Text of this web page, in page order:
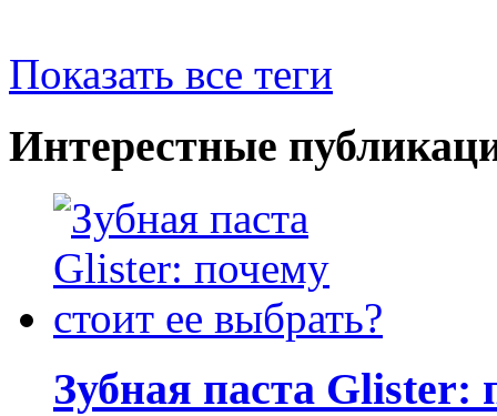
Показать все теги
Интерестные
Зубная паста Glister: